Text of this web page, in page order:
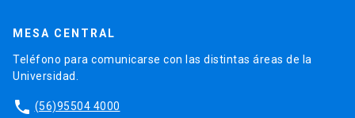
MESA CENTRAL
Teléfono para comunicarse con las distintas áreas de la
Universidad.
phone (56)95504 4000